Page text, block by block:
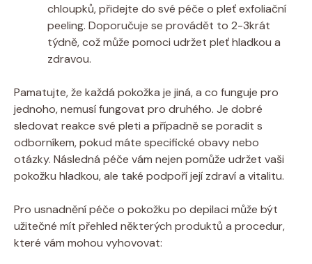
chloupků, přidejte do své péče o pleť exfoliační
peeling. Doporučuje se provádět to 2-3krát
týdně, což může pomoci udržet pleť hladkou a
zdravou.
Pamatujte, že každá pokožka je jiná, a co funguje pro
jednoho, nemusí fungovat pro druhého. Je dobré
sledovat reakce své pleti a případně se poradit s
odborníkem, pokud máte specifické obavy nebo
otázky. Následná péče vám nejen pomůže udržet vaši
pokožku hladkou, ale také podpoří její zdraví a vitalitu.
Pro usnadnění péče o pokožku po depilaci může být
užitečné mít přehled některých produktů a procedur,
které vám mohou vyhovovat: